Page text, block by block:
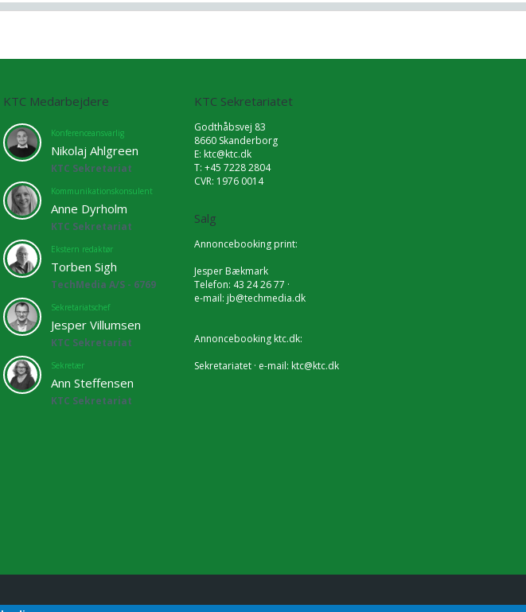
KTC Medarbejdere
Konferenceansvarlig
Nikolaj Ahlgreen
KTC Sekretariat
Kommunikationskonsulent
Anne Dyrholm
KTC Sekretariat
Ekstern redaktør
Torben Sigh
TechMedia A/S - 6769
Sekretariatschef
Jesper Villumsen
KTC Sekretariat
Sekretær
Ann Steffensen
KTC Sekretariat
KTC Sekretariatet
Godthåbsvej 83
8660 Skanderborg
E: ktc@ktc.dk
T: +45 7228 2804
CVR: 1976 0014
Salg
Annoncebooking print:
Jesper Bækmark
Telefon: 43 24 26 77 ·
e-mail: jb@techmedia.dk
Annoncebooking ktc.dk:
Sekretariatet · e-mail: ktc@ktc.dk